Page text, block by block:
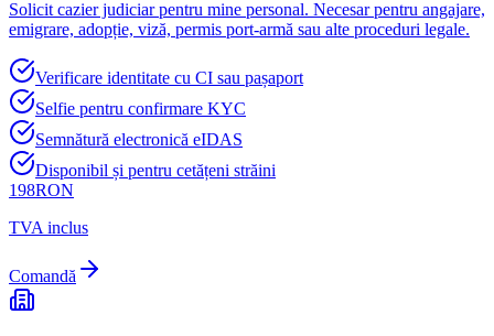
Solicit cazier judiciar pentru mine personal. Necesar pentru angajare,
emigrare, adopție, viză, permis port-armă sau alte proceduri legale.
Verificare identitate cu CI sau pașaport
Selfie pentru confirmare KYC
Semnătură electronică eIDAS
Disponibil și pentru cetățeni străini
198RON
TVA inclus
Comandă